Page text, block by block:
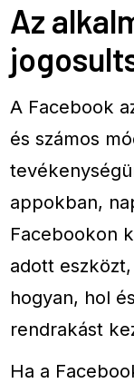
Az
A Facebook
és számos
appokban,
Facebookon
adott
hogyan, hol
rendrakást
Ha a